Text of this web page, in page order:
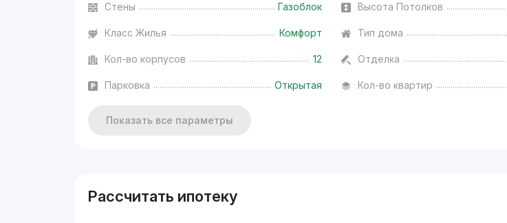
Стены Газоблок Высота Потолков
Класс Жилья Комфорт Тип дома
Кол-во корпусов 12 Отделка
Парковка Открытая Кол-во квартир
Показать все параметры
Рассчитать ипотеку